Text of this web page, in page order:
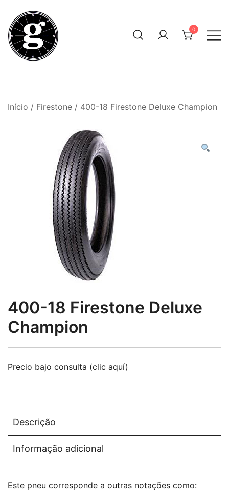
content
0
Início / Firestone / 400-18 Firestone Deluxe Champion
400-18 Firestone Deluxe
Champion
Precio bajo consulta (clic aquí)
Descrição
Informação adicional
Este pneu corresponde a outras notações como: